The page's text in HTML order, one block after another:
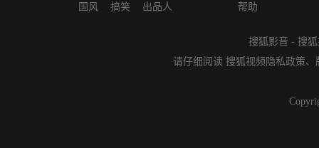
国风
搞笑
出品人
帮助
搜狐影音 - 搜
请仔细阅读 搜狐视频隐私政策、